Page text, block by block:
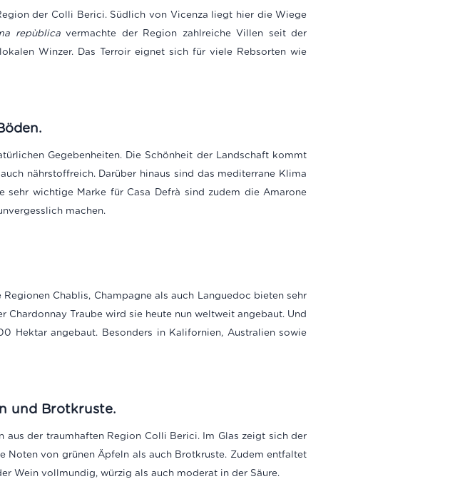
der Colli Berici. Südlich von Vicenza liegt hier die Wiege
repùblicavermachte der Region zahlreiche Villen seit der
Winzer. Das Terroir eignet sich für viele Rebsorten wie
Gegebenheiten. Die Schönheit der Landschaft kommt
nährstoffreich. Darüber hinaus sind das mediterrane Klima
wichtige Marke für Casa Defrà sind zudem die Amarone
machen.
Chablis, Champagne als auch Languedoc bieten sehr
Traube wird sie heute nun weltweit angebaut. Und
Hektar angebaut. Besonders in Kalifornien, Australien sowie
und Brotkruste.
aus der traumhaften Region Colli Berici. Im Glas zeigt sich der
Noten von grünen Äpfeln als auch Brotkruste. Zudem entfaltet
Wein vollmundig, würzig als auch moderat in der Säure.